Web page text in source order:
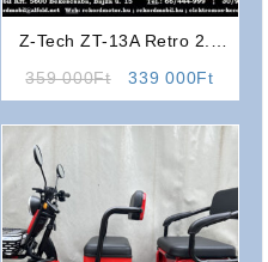
Z-Tech ZT-13A Retro 2.0
359 000Ft
Original
price
was:
339 000FtCurrent
price
is: